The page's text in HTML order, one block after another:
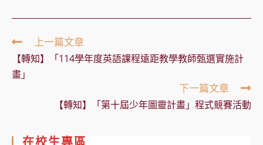
Read
more
articles
上一篇文章
【轉知】「114學年度英語課程遠距教學教師甄選實施計
畫」
下一篇文章
【轉知】「第十屆少年圖靈計畫」程式競賽活動